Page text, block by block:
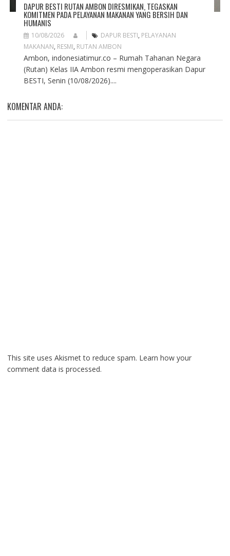
DAPUR BESTI RUTAN AMBON DIRESMIKAN, TEGASKAN
KOMITMEN PADA PELAYANAN MAKANAN YANG BERSIH DAN
HUMANIS
10/08/2026 DAPUR BESTI, PELAYANAN
MAKANAN, RESMI, RUTAN AMBON
Ambon, indonesiatimur.co – Rumah Tahanan Negara
(Rutan) Kelas IIA Ambon resmi mengoperasikan Dapur
BESTI, Senin (10/08/2026)....
KOMENTAR ANDA:
This site uses Akismet to reduce spam. Learn how your
comment data is processed.